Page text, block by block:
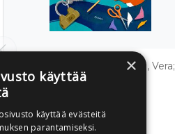
Laakkonen, Saara; Sahlberg, Vera;
Viirre, Tiia
×
käyttää
käyttää evästeitä
parantamiseksi.